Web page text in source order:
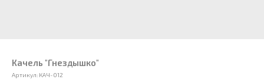
Качель "Гнездышко"
Артикул: КАЧ-012